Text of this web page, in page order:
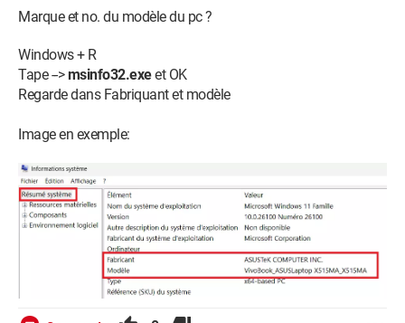
Marque et no. du modèle du pc ?
Windows + R
Tape -->msinfo32.exeet OK
Regarde dans Fabriquant et modèle
Image en exemple: